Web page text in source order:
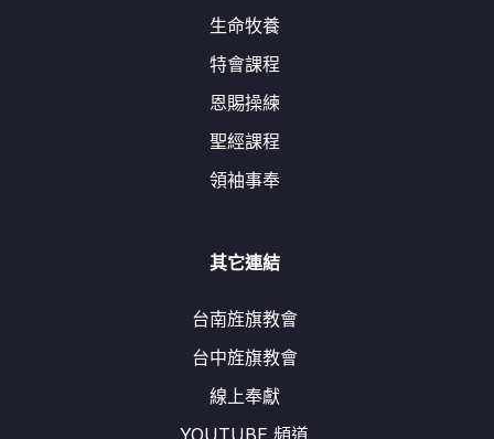
生命牧養
特會課程
恩賜操練
聖經課程
領袖事奉
其它連結
台南旌旗教會
台中旌旗教會
線上奉獻
YOUTUBE 頻道